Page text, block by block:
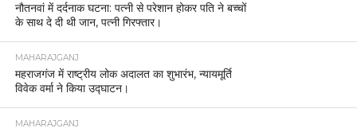
नौतनवां में दर्दनाक घटना: पत्नी से परेशान होकर पति ने बच्चों
के साथ दे दी थी जान, पत्नी गिरफ्तार।
MAHARAJGANJ
महराजगंज में राष्ट्रीय लोक अदालत का शुभारंभ, न्यायमूर्ति
विवेक वर्मा ने किया उद्घाटन।
MAHARAJGANJ